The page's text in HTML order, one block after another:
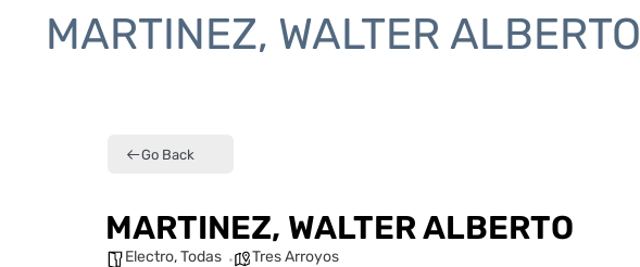
MARTINEZ, WALTER ALBERTO
Go Back
MARTINEZ, WALTER ALBERTO
Electro,Todas Tres Arroyos